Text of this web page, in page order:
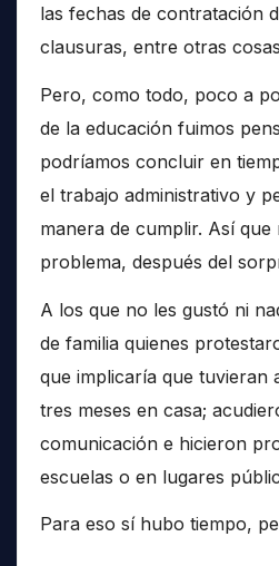
las fechas de contratación
clausuras, entre otras
Pero, como todo, poco a
de la educación fuimos
podríamos concluir en
el trabajo administrativo y
manera de cumplir. Así
problema, después del
A los que no les gustó ni
de familia quienes
que implicaría que tuvieran
tres meses en casa;
comunicación e hicieron
escuelas o en lugares
Para eso sí hubo tiempo,